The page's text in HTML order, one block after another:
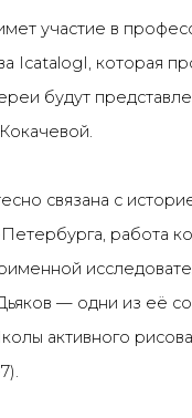
участие в
IcatalogI, которая
будут
связана с
работа
— одни из её
активного